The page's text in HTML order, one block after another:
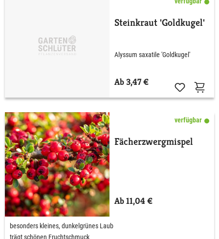
Steinkraut 'Goldkugel'
Alyssum saxatile 'Goldkugel'
Ab 3,47 €
verfügbar
Fächerzwergmispel
Ab 11,04 €
besonders kleines, dunkelgrünes Laub
trägt schönen Fruchtschmuck